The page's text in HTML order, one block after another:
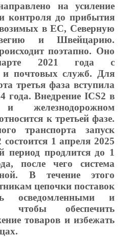
на усиление
контроля до прибытия
в ЕС, Северную
и Швейцарию.
поэтапно. Оно
2021 года с
и почтовых служб. Для
третья фаза вступила
года. Внедрение ICS2 в
и железнодорожном
к третьей фазе.
транспорта запуск
1 апреля 2025
период продлится до 1
после чего система
В течение этого
цепочки поставок
осведомленными и
чтобы обеспечить
товаров и избежать